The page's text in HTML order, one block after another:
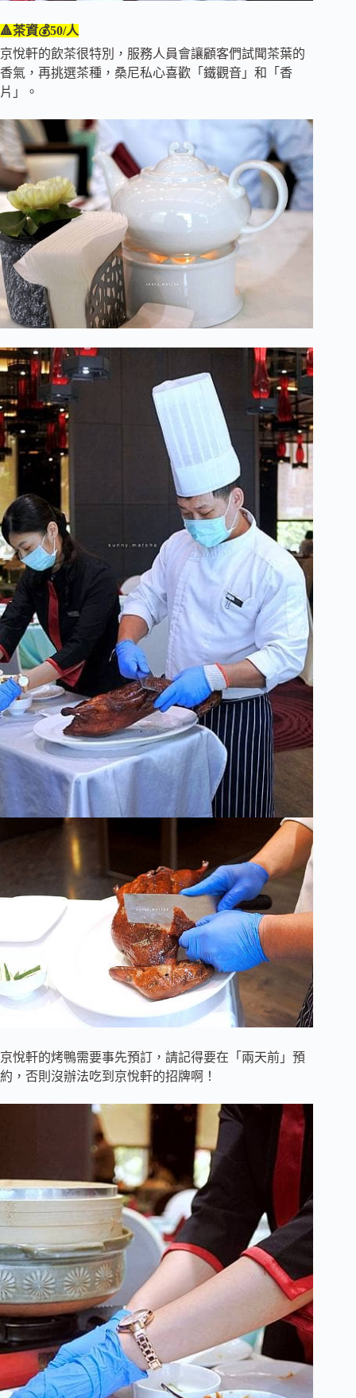
🔺茶資💰50/人
京悅軒的飲茶很特別，服務人員會讓顧客們試聞茶葉的
香氣，再挑選茶種，桑尼私心喜歡「鐵觀音」和「香
片」。
京悅軒的烤鴨需要事先預訂，請記得要在「兩天前」預
約，否則沒辦法吃到京悅軒的招牌啊！